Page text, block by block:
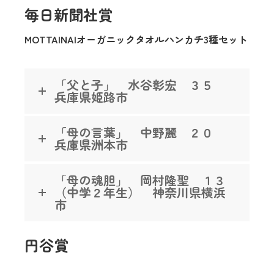
毎日新聞社賞
MOTTAINAIオーガニックタオルハンカチ3種セット
「父と子」 水谷彰宏 ３５
兵庫県姫路市
「母の言葉」 中野麗 ２０
兵庫県洲本市
「母の魂胆」 岡村隆聖 １３
（中学２年生） 神奈川県横浜
市
円谷賞